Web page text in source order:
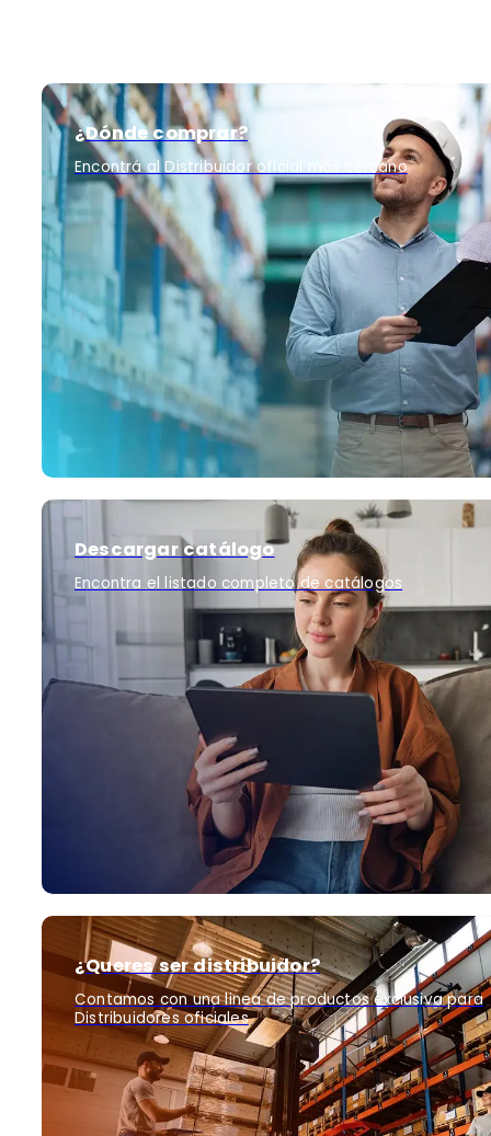
¿Dónde comprar?
Encontrá al Distribuidor oficial más cercano
Descargar catálogo
Encontra el listado completo de catálogos
¿Queres ser distribuidor?
Contamos con una linea de productos exclusiva para
Distribuidores oficiales